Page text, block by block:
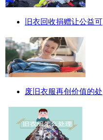
旧衣回收捐赠让公益可
废旧衣服再创价值的处